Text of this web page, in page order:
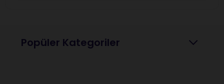
Popüler Kategoriler